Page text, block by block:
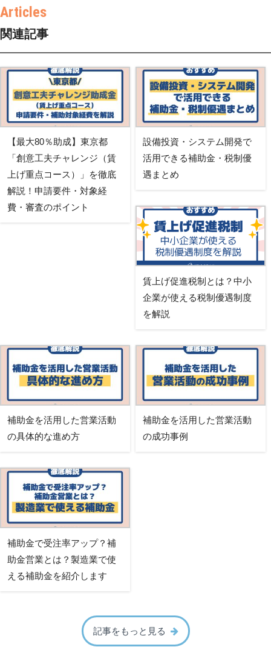
関連記事
【最大80％助成】東京都
「創意工夫チャレンジ（賃
上げ重点コース）」を徹底
解説！申請要件・対象経
費・審査のポイント
設備投資・システム開発で
活用できる補助金・税制優
遇まとめ
賃上げ促進税制とは？中小
企業が使える税制優遇制度
を解説
補助金を活用した営業活動
の具体的な進め方
補助金を活用した営業活動
の成功事例
補助金で受注率アップ？補
助金営業とは？製造業で使
える補助金を紹介します
記事をもっと見る